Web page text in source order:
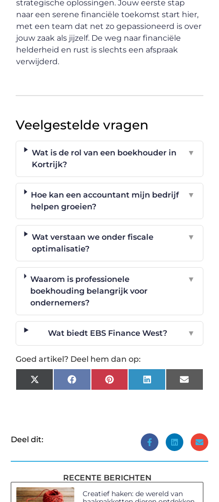
strategische oplossingen. Jouw eerste stap
naar een serene financiële toekomst start hier,
met een team dat net zo gepassioneerd is over
jouw zaak als jijzelf. De weg naar financiële
helderheid en rust is slechts een afspraak
verwijderd.
Veelgestelde vragen
Wat is de rol van een boekhouder in
Kortrijk?
▼
Hoe kan een accountant mijn bedrijf
helpen groeien?
▼
Wat verstaan we onder fiscale
optimalisatie?
▼
Waarom is professionele
boekhouding belangrijk voor
ondernemers?
▼
Wat biedt EBS Finance West? ▼
Goed artikel? Deel hem dan op:
X
(Twitter)
FacebookPinterestLinkedInEmail
Deel dit:
RECENTE BERICHTEN
Creatief haken: de wereld van